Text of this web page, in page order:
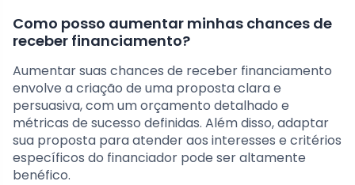
Como posso aumentar minhas chances de
receber financiamento?
Aumentar suas chances de receber financiamento
envolve a criação de uma proposta clara e
persuasiva, com um orçamento detalhado e
métricas de sucesso definidas. Além disso, adaptar
sua proposta para atender aos interesses e critérios
específicos do financiador pode ser altamente
benéfico.